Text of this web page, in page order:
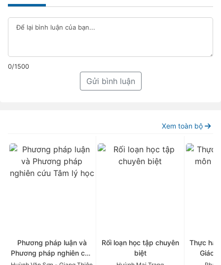
0/1500
Gửi bình luận
Xem toàn bộ
Phương pháp luận và
Phương pháp nghiên cứu
Tâm lý học
Rối loạn học tập chuyên
biệt
Thực
Giáo